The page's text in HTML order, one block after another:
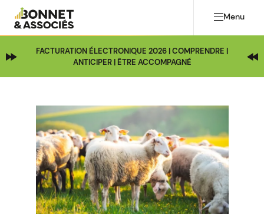
Menu
FACTURATION ÉLECTRONIQUE 2026 | COMPRENDRE |
ANTICIPER | ÊTRE ACCOMPAGNÉ